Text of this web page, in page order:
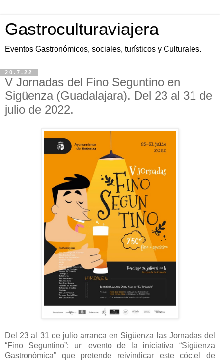
Gastroculturaviajera
Eventos Gastronómicos, sociales, turísticos y Culturales.
20.7.22
V Jornadas del Fino Seguntino en
Sigüenza (Guadalajara). Del 23 al 31 de
julio de 2022.
Del 23 al 31 de julio arranca en Sigüenza las Jornadas del
“Fino Seguntino”; un evento de la iniciativa “Sigüenza
Gastronómica” que pretende reivindicar este cóctel de